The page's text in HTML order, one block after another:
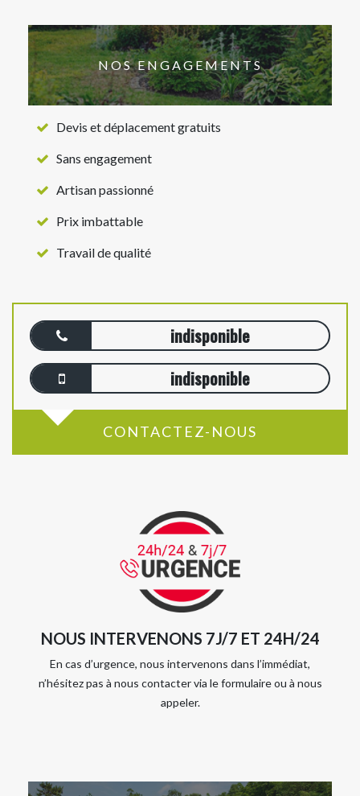
NOS ENGAGEMENTS
Devis et déplacement gratuits
Sans engagement
Artisan passionné
Prix imbattable
Travail de qualité
indisponible
indisponible
CONTACTEZ-NOUS
NOUS INTERVENONS 7J/7 ET 24H/24
En cas d’urgence, nous intervenons dans l’immédiat,
n’hésitez pas à nous contacter via le formulaire ou à nous
appeler.